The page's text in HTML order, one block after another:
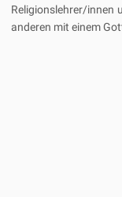
Religionslehrer/innen
anderen mit einem